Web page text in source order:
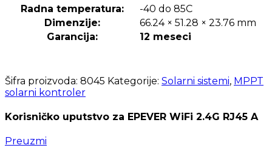
Radna temperatura:
-40 do 85C
Dimenzije:
66.24 × 51.28 × 23.76 mm
Garancija:
12 meseci
Šifra proizvoda: 8045 Kategorije: Solarni sistemi, MPPT
solarni kontroler
Korisničko uputstvo za EPEVER WiFi 2.4G RJ45 A
Preuzmi